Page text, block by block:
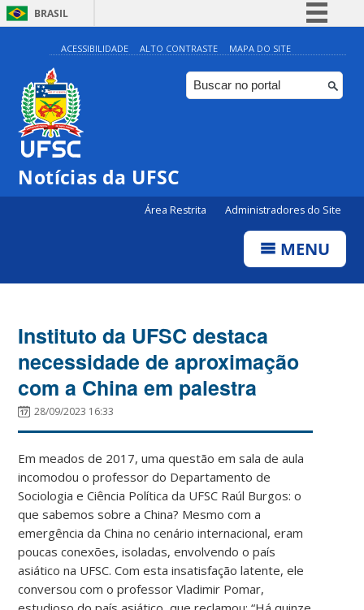
BRASIL
Simplifique!
Comunica BR
Participe
ACESSIBILIDADE ALTO CONTRASTE MAPA DO SITE
Notícias da UFSC
Área Restrita Administradores do Site
MENU
Instituto da UFSC destaca
necessidade de aproximação
com a China em palestra
28/09/2023 16:33
Em meados de 2017, uma questão em sala de aula
incomodou o professor do Departamento de
Sociologia e Ciência Política da UFSC Raúl Burgos: o
que sabemos sobre a China? Mesmo com a
emergência da China no cenário internacional, eram
poucas conexões, isoladas, envolvendo o país
asiático na UFSC. Com esta insatisfação latente, ele
conversou com o professor Vladimir Pomar,